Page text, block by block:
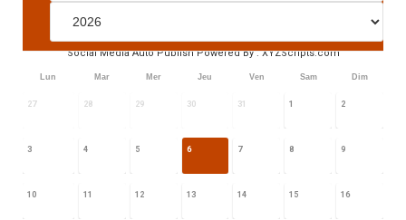
Lun Mar Mer Jeu Ven Sam Dim
27 28 29 30 31 1 2
3 4 5 6 7 8 9
10 11 12 13 14 15 16
Social Media Auto PublishPowered By :XYZScripts.com